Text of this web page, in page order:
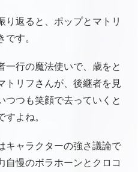
返ると、ポップとマトリ
す。
一行の魔法使いで、歳をと
トリフさんが、後継者を見
つつも笑顔で去っていくと
よね。
キャラクターの強さ議論で
自慢のボラホーンとクロコ